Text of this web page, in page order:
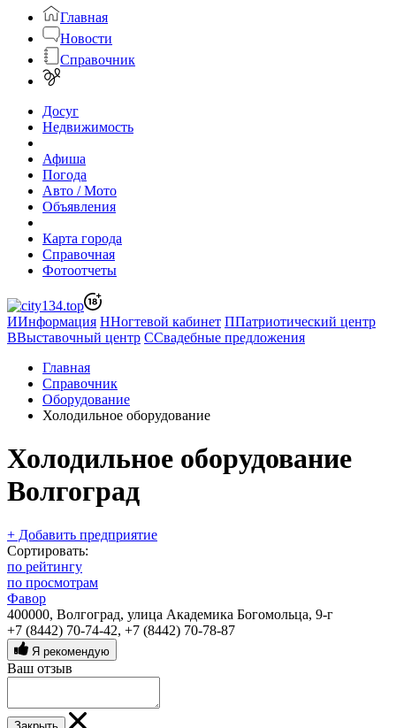
Главная
Новости
Справочник
Досуг
Недвижимость
Афиша
Погода
Авто / Мото
Объявления
Карта города
Справочная
Фотоотчеты
ИИнформация ННогтевой кабинет ППатриотический центр
ВВыставочный центр ССвадебные предложения
Главная
Справочник
Оборудование
Холодильное оборудование
Холодильное оборудование
Волгоград
+ Добавить предприятие
Сортировать:
по рейтингу
по просмотрам
Фавор
400000, Волгоград, улица Академика Богомольца, 9-г
+7 (8442) 70-74-42, +7 (8442) 70-78-87
Я рекомендую
Ваш отзыв